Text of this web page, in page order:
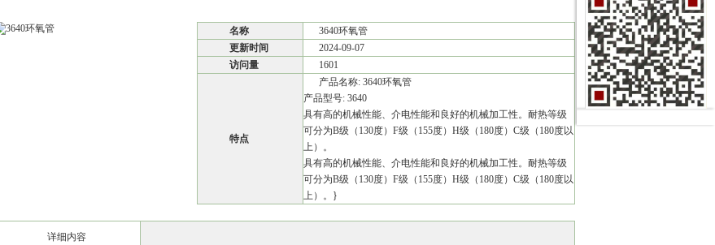
名称
3640环氧管
更新时间
2024-09-07
访问量
1601
特点
产品名称: 3640环氧管
产品型号: 3640
具有高的机械性能、介电性能和良好的机械加工性。耐热等级
可分为B级（130度）F级（155度）H级（180度）C级（180度以
上）。
具有高的机械性能、介电性能和良好的机械加工性。耐热等级
可分为B级（130度）F级（155度）H级（180度）C级（180度以
上）。}
详细内容